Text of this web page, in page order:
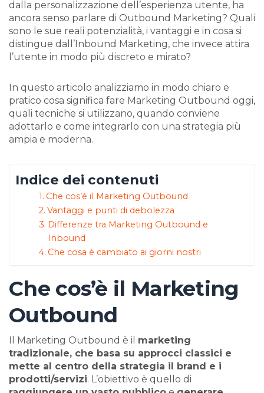
dalla personalizzazione dell’esperienza utente, ha
ancora senso parlare di Outbound Marketing? Quali
sono le sue reali potenzialità, i vantaggi e in cosa si
distingue dall’Inbound Marketing, che invece attira
l’utente in modo più discreto e mirato?
In questo articolo analizziamo in modo chiaro e
pratico cosa significa fare Marketing Outbound oggi,
quali tecniche si utilizzano, quando conviene
adottarlo e come integrarlo con una strategia più
ampia e moderna.
Indice dei contenuti
Che cos’è il Marketing Outbound
Vantaggi e punti di debolezza
Differenze tra Marketing Outbound e
Inbound
Che cosa è cambiato ai giorni nostri
Che cos’è il Marketing
Outbound
Il Marketing Outbound è il marketing
tradizionale, che basa su approcci classici e
mette al centro della strategia il brand e i
prodotti/servizi. L’obiettivo è quello di